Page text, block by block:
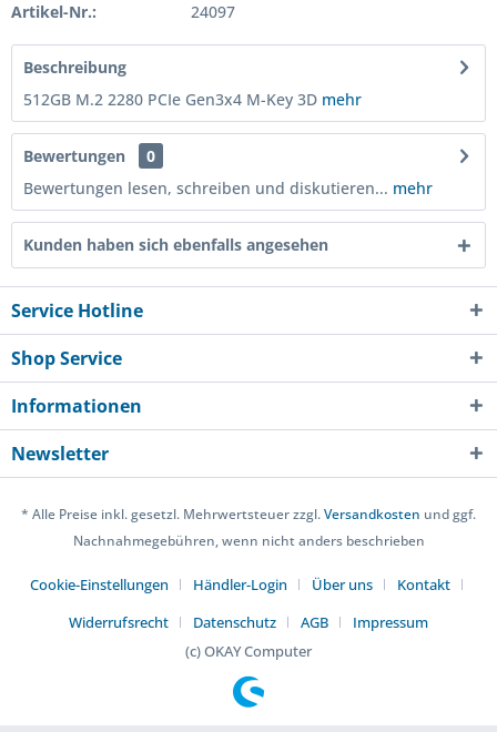
Artikel-Nr.: 24097
Beschreibung
512GB M.2 2280 PCIe Gen3x4 M-Key 3D mehr
Bewertungen
0
Bewertungen lesen, schreiben und diskutieren... mehr
Kunden haben sich ebenfalls angesehen
Service Hotline
Shop Service
Informationen
Newsletter
* Alle Preise inkl. gesetzl. Mehrwertsteuer zzgl.Versandkosten und ggf.
Nachnahmegebühren, wenn nicht anders beschrieben
Cookie-Einstellungen Händler-Login Über uns
Kontakt
Widerrufsrecht
Datenschutz AGB
Impressum
(c) OKAY Computer